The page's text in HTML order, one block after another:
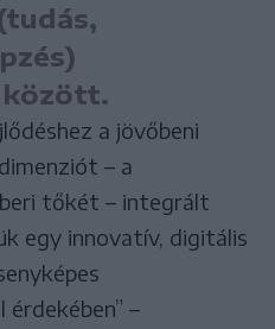
között.
a jövőbeni
– a
tőkét – integrált
egy innovatív, digitális
–